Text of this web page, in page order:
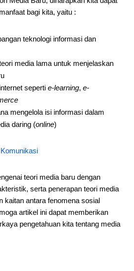
bagi kita, yaitu :
teknologi informasi dan
media lama untuk menjelaskan
seperti e-learning, e-
mengelola isi informasi dalam
daring (online)
Komunikasi
teori media baru dengan
serta penerapan teori media
kaitan antara fenomena sosial
artikel ini dapat memberikan
pengetahuan kita tentang media